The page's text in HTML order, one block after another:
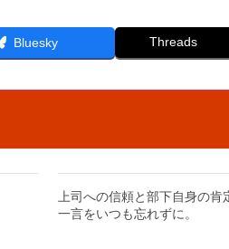
Bluesky Threads
上司への信頼と部下自身の
一言をいつも忘れずに。